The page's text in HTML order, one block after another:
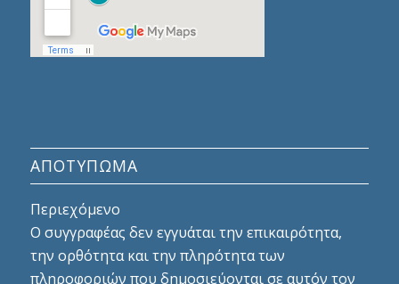
ΑΠΟΤΎΠΩΜΑ
Περιεχόμενο
Ο συγγραφέας δεν εγγυάται την επικαιρότητα,
την ορθότητα και την πληρότητα των
πληροφοριών που δημοσιεύονται σε αυτόν τον